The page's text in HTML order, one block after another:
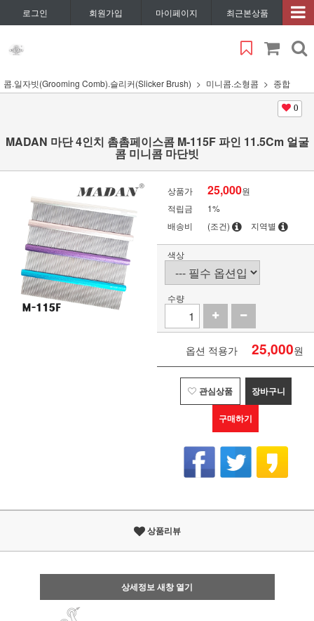
로그인 회원가입 마이페이지 최근본상품
콤.일자빗(Grooming Comb).슬리커(Slicker Brush) 미니콤.소형콤 종합
0
MADAN 마단 4인치 촘촘페이스콤 M-115F 파인 11.5Cm 얼굴
콤 미니콤 마단빗
상품가 25,000원
적립금
1%
배송비
(조건) 지역별
색상
수량
옵션 적용가 25,000원
관심상품 장바구니
구매하기
상품리뷰
상세정보 새창 열기